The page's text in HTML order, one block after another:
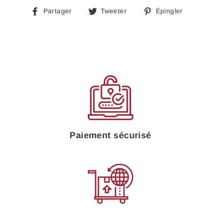
Partager
PartagerTweeter
TweeterÉpingler
Paiement sécurisé